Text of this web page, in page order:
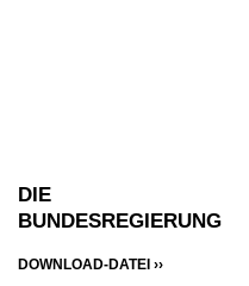
DIE
BUNDESREGIERUNG
DOWNLOAD-DATEI ››